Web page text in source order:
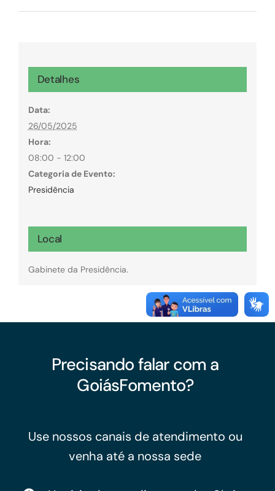
Detalhes
Data:
26/05/2025
Hora:
08:00 - 12:00
Categoria de Evento:
Presidência
Local
Gabinete da Presidência.
Precisando falar com a
GoiásFomento?
Use nossos canais de atendimento ou
venha até a nossa sede